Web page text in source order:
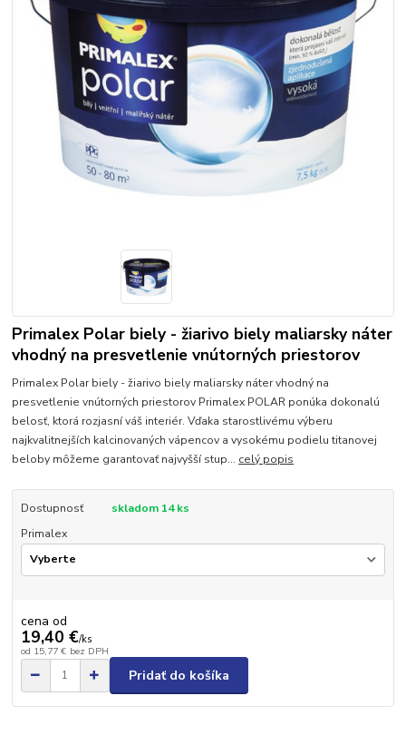
Primalex Polar biely - žiarivo biely maliarsky náter
vhodný na presvetlenie vnútorných priestorov
Primalex Polar biely - žiarivo biely maliarsky náter vhodný na
presvetlenie vnútorných priestorov Primalex POLAR ponúka dokonalú
belosť, ktorá rozjasní váš interiér. Vďaka starostlivému výberu
najkvalitnejších kalcinovaných vápencov a vysokému podielu titanovej
beloby môžeme garantovať najvyšší stup... celý popis
Dostupnosť
skladom 14 ks
Primalex
cena od
19,40 €/ks
od 15,77 € bez DPH
Pridať do košíka